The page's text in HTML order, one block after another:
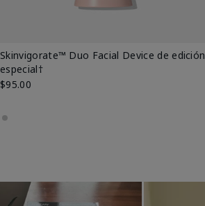
Skinvigorate™ Duo Facial Device de edición
especial†
$95.00